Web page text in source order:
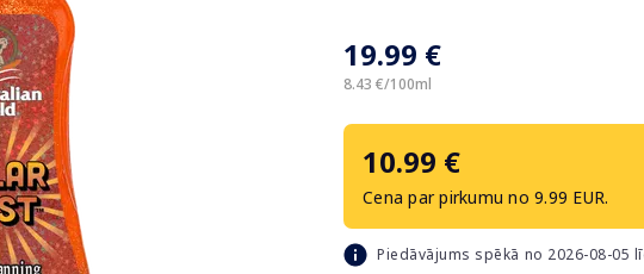
19.99 €
8.43 €/100ml
10.99 €
Cena par pirkumu no 9.99 EUR.
Piedāvājums spēkā no 2026-08-05